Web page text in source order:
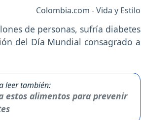
Colombia.com - Vida y Estilo
de personas, sufría diabetes
del Día Mundial consagrado a
leer también:
estos alimentos para prevenir